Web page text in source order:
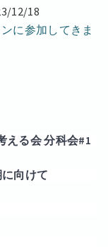
12/18
に参加してきま
える会 分科会#1
向けて